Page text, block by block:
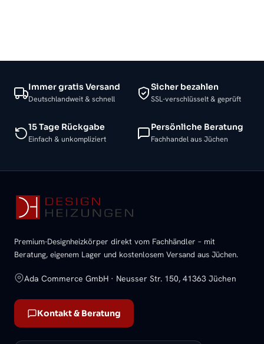
Immer gratis Versand
Deutschlandweit & schnell
Sicher bezahlen
SSL-verschlüsselt & geprüft
15 Tage Rückgabe
Einfach & unkompliziert
Persönliche Beratung
Fachhandel aus Jüchen
Premium-Designheizkörper direkt vom Fachhändler – mit
Beratung, eigenem Lager und kostenlosem Versand aus Jüchen.
Ada Commerce GmbH · Neusser Str. 150, 41363 Jüchen
Kontakt & Beratung